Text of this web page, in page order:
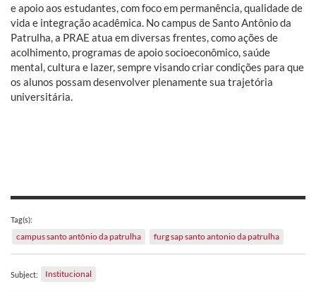
e apoio aos estudantes, com foco em permanência, qualidade de
vida e integração acadêmica. No campus de Santo Antônio da
Patrulha, a PRAE atua em diversas frentes, como ações de
acolhimento, programas de apoio socioeconômico, saúde
mental, cultura e lazer, sempre visando criar condições para que
os alunos possam desenvolver plenamente sua trajetória
universitária.
Tag(s):
campus santo antônio da patrulha furg sap santo antonio da patrulha
Subject: Institucional